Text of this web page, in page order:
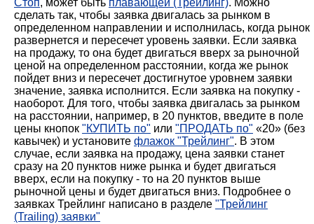
Стоп, может быть плавающей (Трейлинг). Можно
сделать так, чтобы заявка двигалась за рынком в
определенном направлении и исполнилась, когда рынок
развернется и пересечет уровень заявки. Если заявка
на продажу, то она будет двигаться вверх за рыночной
ценой на определенном расстоянии, когда же рынок
пойдет вниз и пересечет достигнутое уровнем заявки
значение, заявка исполнится. Если заявка на покупку -
наоборот. Для того, чтобы заявка двигалась за рынком
на расстоянии, например, в 20 пунктов, введите в поле
цены кнопок "КУПИТЬ по" или "ПРОДАТЬ по" «20» (без
кавычек) и установите флажок "Трейлинг". В этом
случае, если заявка на продажу, цена заявки станет
сразу на 20 пунктов ниже рынка и будет двигаться
вверх, если на покупку - то на 20 пунктов выше
рыночной цены и будет двигаться вниз. Подробнее о
заявках Трейлинг написано в разделе "Трейлинг
(Trailing) заявки"